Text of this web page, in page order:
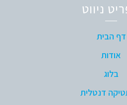
ניווט
דף הבית
אודות
בלוג
דנטלית